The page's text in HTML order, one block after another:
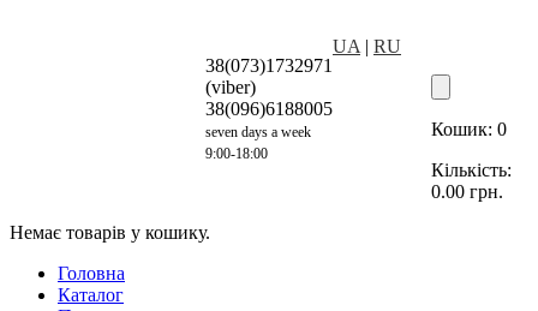
38(073)1732971
(viber)
38(096)6188005
seven days a week
9:00-18:00
UA | RU
Кошик: 0
Кількість:
0.00 грн.
Немає товарів у кошику.
Головна
Каталог